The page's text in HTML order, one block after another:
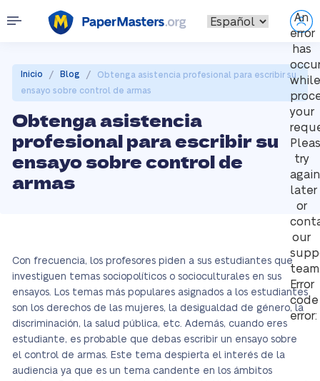
An
error
has
while
your
try
again
later
or
our
Error
code
error:
Inicio / Blog /
Obtenga asistencia profesional para escribir su
ensayo sobre control de armas
Obtenga asistencia
profesional para escribir su
ensayo sobre control de
armas
Con frecuencia, los profesores piden a sus estudiantes que
investiguen temas sociopolíticos o socioculturales en sus
ensayos. Los temas más populares asignados a los estudiantes
son los derechos de las mujeres, la desigualdad de género, la
discriminación, la salud pública, etc. Además, cuando eres
estudiante, es probable que debas escribir un ensayo sobre
el control de armas. Este tema despierta el interés de la
audiencia ya que es un tema candente en los ámbitos